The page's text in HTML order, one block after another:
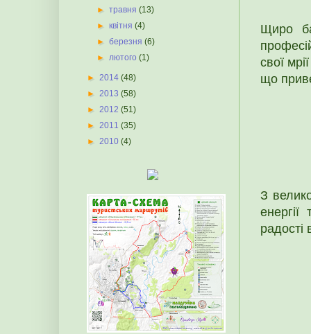
Щиро
свої
що
З
радості
►травня(13)
►квітня(4)
►березня(6)
►лютого(1)
► 2014 (48)
► 2013 (58)
► 2012 (51)
► 2011 (35)
► 2010 (4)